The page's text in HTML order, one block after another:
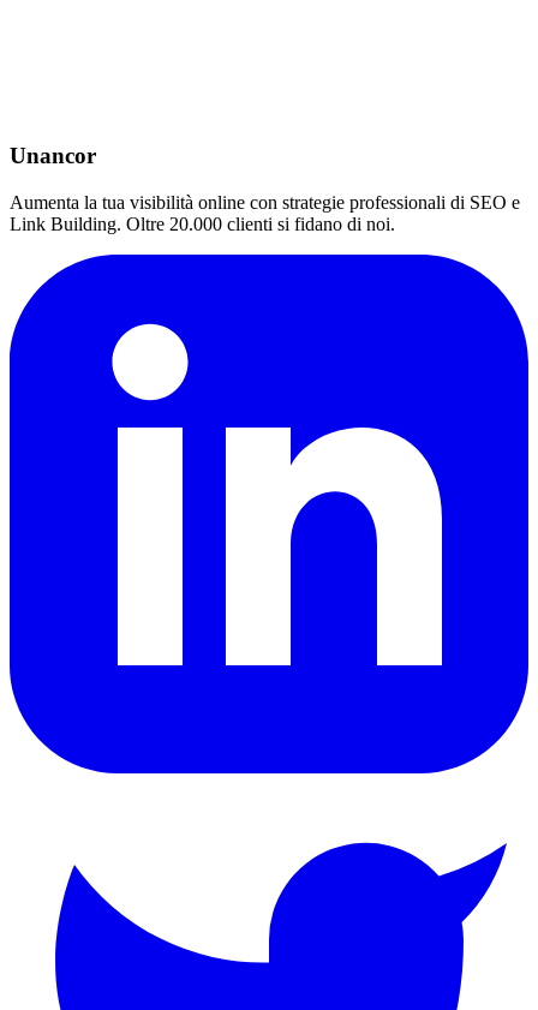
Unancor
Aumenta la tua visibilità online con strategie professionali di SEO e
Link Building. Oltre 20.000 clienti si fidano di noi.